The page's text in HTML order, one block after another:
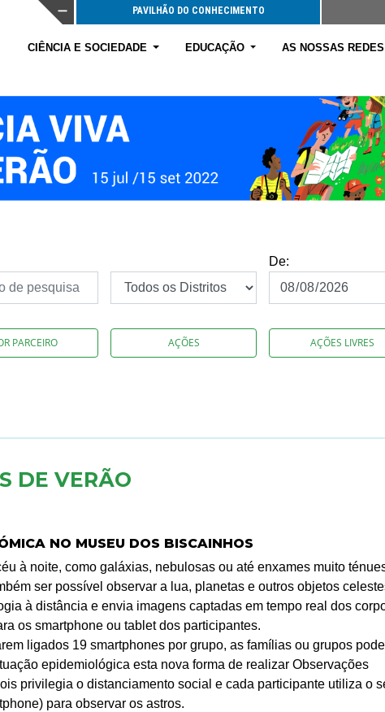
PAVILHÃO DO CONHECIMENTO
CIÊNCIA E SOCIEDADE EDUCAÇÃO AS NOSSAS REDES
De:
PARCEIRO AÇÕES AÇÕES LIVRES
DE VERÃO
NO MUSEU DOS BISCAINHOS
à noite, como galáxias, nebulosas ou até enxames muito
ser possível observar a lua, planetas e outros objetos
à distância e envia imagens captadas em tempo real dos
os smartphone ou tablet dos participantes.
ligados 19 smartphones por grupo, as famílias ou grupos
epidemiológica esta nova forma de realizar Observações
privilegia o distanciamento social e cada participante utiliza o
para observar os astros.